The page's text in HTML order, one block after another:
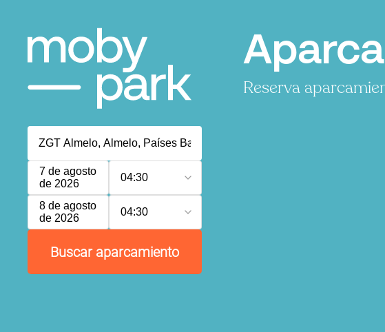
Reserva
7 de agosto
de 2026
04:30
8 de agosto
de 2026
04:30
Buscar aparcamiento